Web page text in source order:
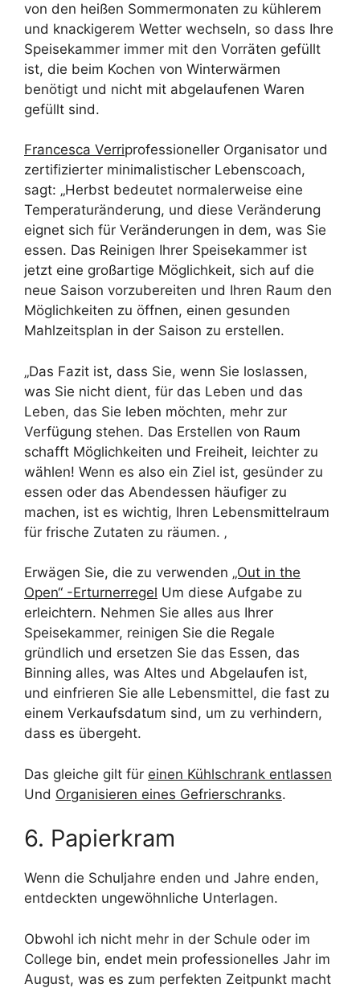
von den heißen Sommermonaten zu kühlerem
und knackigerem Wetter wechseln, so dass Ihre
Speisekammer immer mit den Vorräten gefüllt
ist, die beim Kochen von Winterwärmen
benötigt und nicht mit abgelaufenen Waren
gefüllt sind.
Francesca Verriprofessioneller Organisator und
zertifizierter minimalistischer Lebenscoach,
sagt: „Herbst bedeutet normalerweise eine
Temperaturänderung, und diese Veränderung
eignet sich für Veränderungen in dem, was Sie
essen. Das Reinigen Ihrer Speisekammer ist
jetzt eine großartige Möglichkeit, sich auf die
neue Saison vorzubereiten und Ihren Raum den
Möglichkeiten zu öffnen, einen gesunden
Mahlzeitsplan in der Saison zu erstellen.
„Das Fazit ist, dass Sie, wenn Sie loslassen,
was Sie nicht dient, für das Leben und das
Leben, das Sie leben möchten, mehr zur
Verfügung stehen. Das Erstellen von Raum
schafft Möglichkeiten und Freiheit, leichter zu
wählen! Wenn es also ein Ziel ist, gesünder zu
essen oder das Abendessen häufiger zu
machen, ist es wichtig, Ihren Lebensmittelraum
für frische Zutaten zu räumen. ‚
Erwägen Sie, die zu verwenden „Out in the
Open“ -Erturnerregel Um diese Aufgabe zu
erleichtern. Nehmen Sie alles aus Ihrer
Speisekammer, reinigen Sie die Regale
gründlich und ersetzen Sie das Essen, das
Binning alles, was Altes und Abgelaufen ist,
und einfrieren Sie alle Lebensmittel, die fast zu
einem Verkaufsdatum sind, um zu verhindern,
dass es übergeht.
Das gleiche gilt für einen Kühlschrank entlassen
Und Organisieren eines Gefrierschranks.
6. Papierkram
Wenn die Schuljahre enden und Jahre enden,
entdeckten ungewöhnliche Unterlagen.
Obwohl ich nicht mehr in der Schule oder im
College bin, endet mein professionelles Jahr im
August, was es zum perfekten Zeitpunkt macht